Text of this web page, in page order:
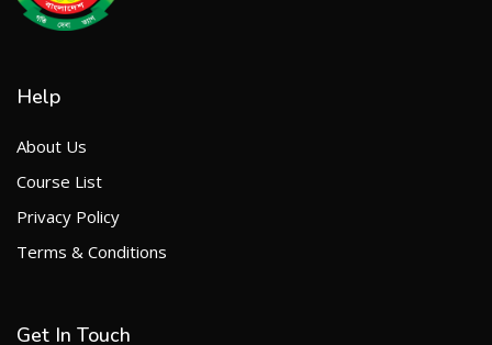
Help
About Us
Course List
Privacy Policy
Terms & Conditions
Get In Touch